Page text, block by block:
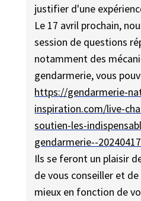
justifier d'une
Le 17 avril prochain,
session de questions
notamment des
gendarmerie, vous
https://gendarmerie-
inspiration.com/live-
soutien-les-
gendarmerie--
Ils se feront un plaisir
de vous conseiller et
mieux en fonction de